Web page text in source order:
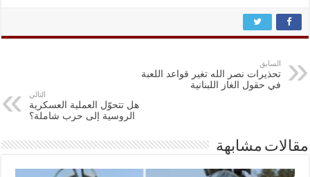
السابق
تحذيرات نصر الله تغير قواعد اللعبة
في حقول الغاز اللبنانية
التالي
هل تتحوّل العملية العسكرية
الروسية إلى حرب شاملة؟
مقالات مشابهة